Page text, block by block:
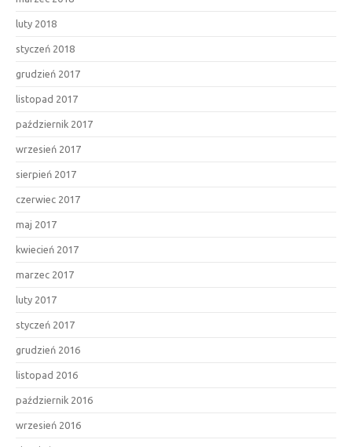
luty 2018
styczeń 2018
grudzień 2017
listopad 2017
październik 2017
wrzesień 2017
sierpień 2017
czerwiec 2017
maj 2017
kwiecień 2017
marzec 2017
luty 2017
styczeń 2017
grudzień 2016
listopad 2016
październik 2016
wrzesień 2016